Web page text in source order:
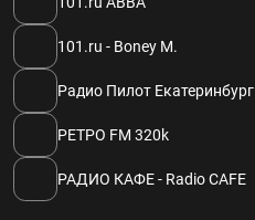
101.ru - Boney M.
Радио Пилот Екатеринбург
РЕТРО FM 320k
РАДИО КАФЕ - Radio CAFE